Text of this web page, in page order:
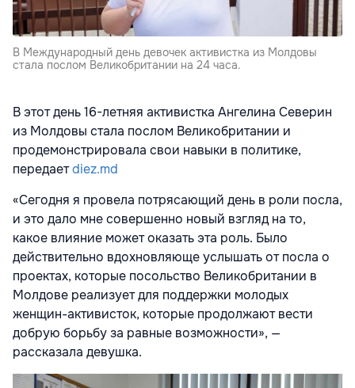
В Международный день девочек активистка из Молдовы
стала послом Великобритании на 24 часа.
В этот день 16-летняя активистка Ангелина Северин
из Молдовы стала послом Великобритании и
продемонстрировала свои навыки в политике,
передаетdiez.md
«Сегодня я провела потрясающий день в роли посла,
и это дало мне совершенно новый взгляд на то,
какое влияние может оказать эта роль. Было
действительно вдохновляюще услышать от посла о
проектах, которые посольство Великобритании в
Молдове реализует для поддержки молодых
женщин-активисток, которые продолжают вести
добрую борьбу за равные возможности», —
рассказала девушка.